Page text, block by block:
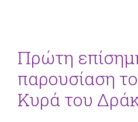
Πρώτη
παρουσίαση
Κυρά του